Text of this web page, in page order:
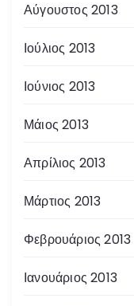
Αύγουστος 2013
Ιούλιος 2013
Ιούνιος 2013
Μάιος 2013
Απρίλιος 2013
Μάρτιος 2013
Φεβρουάριος 2013
Ιανουάριος 2013